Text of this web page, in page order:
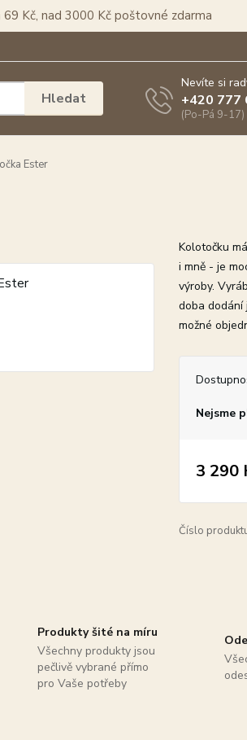
Kč, nad 3000 Kč poštovné zdarma
Hledat
Nevíte si
+420 777
(Po-Pá 9-17)
Ester
Kolotočku
i mně - je
výroby.
doba
možné
Nejsme
3 290
Číslo
Produkty šité na míru
Všechny produkty jsou
pečlivě vybrané přímo
pro Vaše potřeby